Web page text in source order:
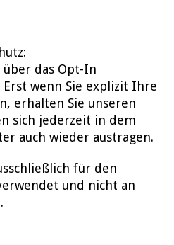
das Opt-In
wenn Sie explizit Ihre
erhalten Sie unseren
sich jederzeit in dem
auch wieder austragen.
für den
und nicht an